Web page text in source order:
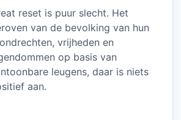
reset is puur slecht. Het
van de bevolking van hun
vrijheden en
op basis van
leugens, daar is niets
aan.